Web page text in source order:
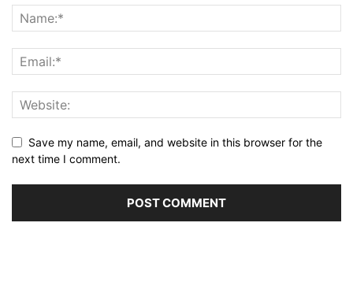
Save my name, email, and website in this browser for the
next time I comment.